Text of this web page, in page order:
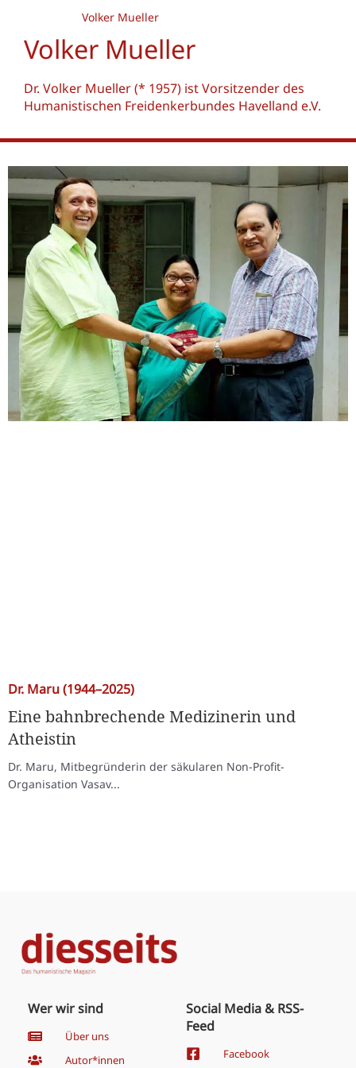
Volker Mueller
Volker Mueller
Dr. Volker Mueller (* 1957) ist Vorsitzender des
Humanistischen Freidenkerbundes Havelland e.V.
Dr. Maru (1944–2025)
Eine bahnbrechende Medizinerin und
Atheistin
Dr. Maru, Mitbegründerin der säkularen Non-Profit-
Organisation Vasav...
Wer wir sind
Über uns
Autor*innen
Social Media & RSS-
Feed
Facebook